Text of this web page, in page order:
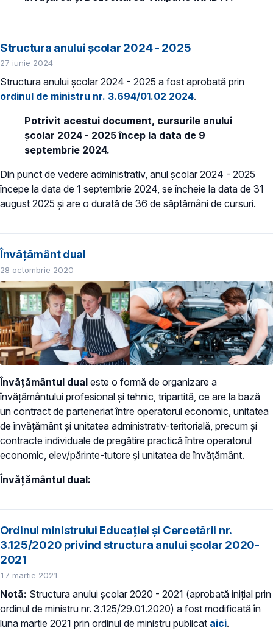
Structura anului școlar 2024 - 2025
27 iunie 2024
Structura anului școlar 2024 - 2025 a fost aprobată prin
ordinul de ministru nr. 3.694/01.02 2024.
Potrivit acestui document, cursurile anului
școlar 2024 - 2025 încep la data de 9
septembrie 2024.
Din punct de vedere administrativ, anul școlar 2024 - 2025
începe la data de 1 septembrie 2024, se încheie la data de 31
august 2025 și are o durată de 36 de săptămâni de cursuri.
Învățământ dual
28 octombrie 2020
Învățământul dual este o formă de organizare a
învățământului profesional și tehnic, tripartită, ce are la bază
un contract de parteneriat între operatorul economic, unitatea
de învățământ și unitatea administrativ-teritorială, precum și
contracte individuale de pregătire practică între operatorul
economic, elev/părinte-tutore și unitatea de învățământ.
Învățământul dual:
Ordinul ministrului Educației și Cercetării nr.
3.125/2020 privind structura anului școlar 2020-
2021
17 martie 2021
Notă: Structura anului școlar 2020 - 2021 (aprobată inițial prin
ordinul de ministru nr. 3.125/29.01.2020) a fost modificată în
luna martie 2021 prin ordinul de ministru publicat aici.